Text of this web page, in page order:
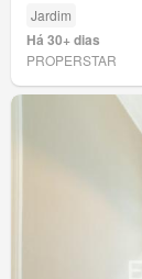
Jardim
Há 30+ dias
PROPERSTAR